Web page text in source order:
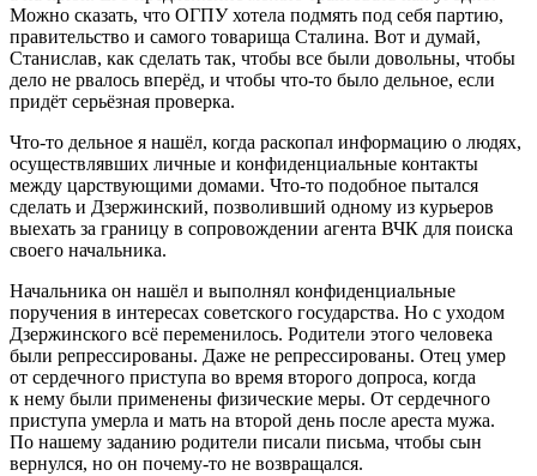
Можно сказать, что ОГПУ хотела подмять под себя партию,
правительство и самого товарища Сталина. Вот и думай,
Станислав, как сделать так, чтобы все были довольны, чтобы
дело не рвалось вперёд, и чтобы что-то было дельное, если
придёт серьёзная проверка.
Что-то дельное я нашёл, когда раскопал информацию о людях,
осуществлявших личные и конфиденциальные контакты
между царствующими домами. Что-то подобное пытался
сделать и Дзержинский, позволивший одному из курьеров
выехать за границу в сопровождении агента ВЧК для поиска
своего начальника.
Начальника он нашёл и выполнял конфиденциальные
поручения в интересах советского государства. Но с уходом
Дзержинского всё переменилось. Родители этого человека
были репрессированы. Даже не репрессированы. Отец умер
от сердечного приступа во время второго допроса, когда
к нему были применены физические меры. От сердечного
приступа умерла и мать на второй день после ареста мужа.
По нашему заданию родители писали письма, чтобы сын
вернулся, но он почему-то не возвращался.